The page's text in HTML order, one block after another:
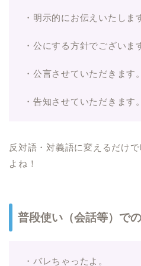
・明示的にお伝えいたしま
・公にする方針でございま
・公言させていただきます。
・告知させていただきます。
反対語・対義語に変えるだけ
よね！
普段使い（会話等）で
・バレちゃったよ。